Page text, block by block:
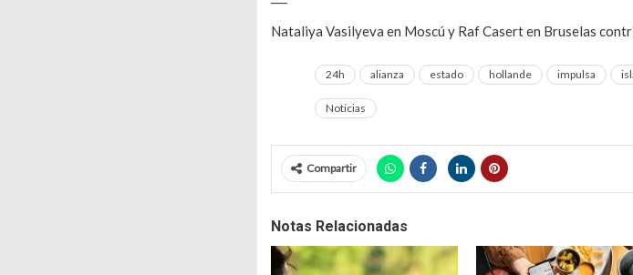
Nataliya Vasilyeva en Moscú y Raf Casert en Bruselas
24h alianza estado hollande impulsa
Noticias
Compartir
Notas Relacionadas